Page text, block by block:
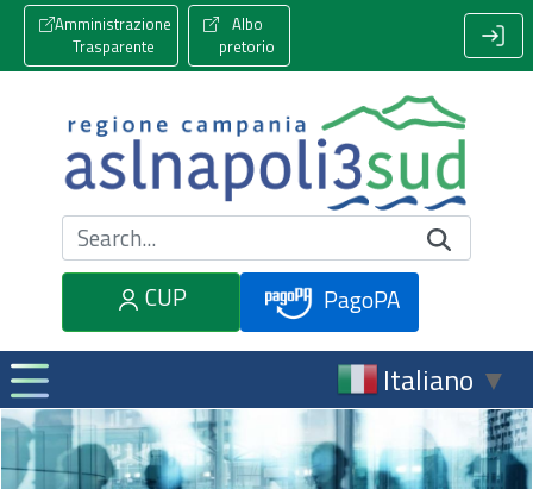
Amministrazione
Trasparente
Albo
pretorio
Cerca nel sito
CUP
PagoPA
Italiano ▼